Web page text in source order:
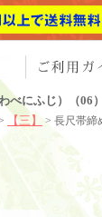
にふじ）（06）
【三】 > 長尺帯締